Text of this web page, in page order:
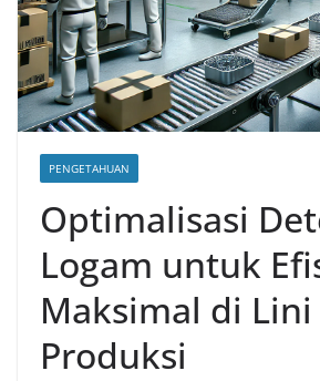
PENGETAHUAN
Optimalisasi
Logam untuk
Maksimal di Lini
Produksi